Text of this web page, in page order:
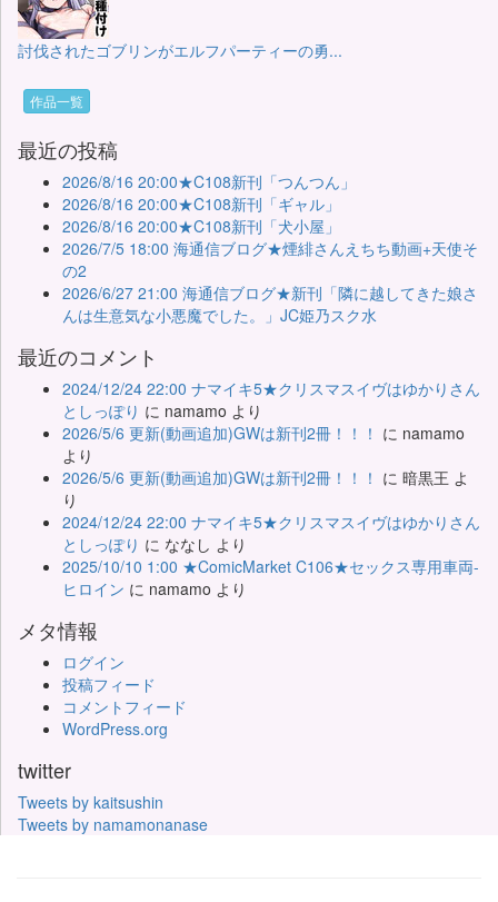
討伐されたゴブリンがエルフパーティーの勇...
作品一覧
最近の投稿
2026/8/16 20:00★C108新刊「つんつん」
2026/8/16 20:00★C108新刊「ギャル」
2026/8/16 20:00★C108新刊「犬小屋」
2026/7/5 18:00 海通信ブログ★煙緋さんえちち動画+天使そ
の2
2026/6/27 21:00 海通信ブログ★新刊「隣に越してきた娘さ
んは生意気な小悪魔でした。」JC姫乃スク水
最近のコメント
2024/12/24 22:00 ナマイキ5★クリスマスイヴはゆかりさん
としっぽり に namamo より
2026/5/6 更新(動画追加)GWは新刊2冊！！！ に namamo
より
2026/5/6 更新(動画追加)GWは新刊2冊！！！ に 暗黒王 よ
り
2024/12/24 22:00 ナマイキ5★クリスマスイヴはゆかりさん
としっぽり に ななし より
2025/10/10 1:00 ★ComicMarket C106★セックス専用車両-
ヒロイン に namamo より
メタ情報
ログイン
投稿フィード
コメントフィード
WordPress.org
twitter
Tweets by kaitsushin
Tweets by namamonanase